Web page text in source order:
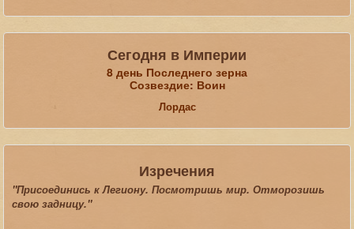
Сегодня в Империи
8 день Последнего зерна
Созвездие: Воин
Лордас
Изречения
"Присоединись к Легиону. Посмотришь мир. Отморозишь
свою задницу."